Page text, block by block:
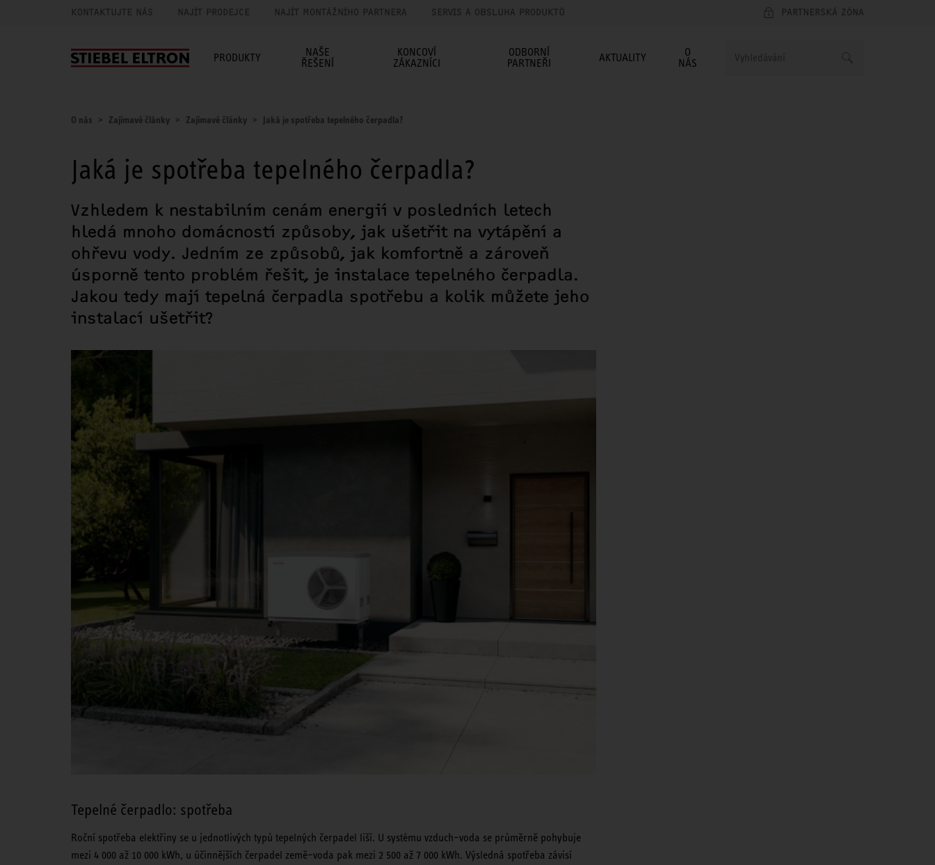
KONTAKTUJTE NÁS NAJÍT PRODEJCE NAJÍT MONTÁŽNÍHO PARTNERA SERVIS A OBSLUHA PRODUKTŮ PARTNERSKÁ ZÓNA
PRODUKTY
NAŠE
ŘEŠENÍ
KONCOVÍ
ZÁKAZNÍCI
ODBORNÍ
PARTNEŘI
AKTUALITY
O
NÁS
O nás Zajímavé články Zajímavé články Jaká je spotřeba tepelného čerpadla?
Jaká je spotřeba tepelného čerpadla?
Vzhledem k nestabilním cenám energií v posledních letech
hledá mnoho domácností způsoby, jak ušetřit na vytápění a
ohřevu vody. Jedním ze způsobů, jak komfortně a zároveň
úsporně tento problém řešit, je instalace tepelného čerpadla.
Jakou tedy mají tepelná čerpadla spotřebu a kolik můžete jeho
instalací ušetřit?
Tepelné čerpadlo: spotřeba
Roční spotřeba elektřiny se u jednotlivých typů tepelných čerpadel liší. U systému vzduch–voda se průměrně pohybuje
mezi 4 000 až 10 000 kWh, u účinnějších čerpadel země–voda pak mezi 2 500 až 7 000 kWh. Výsledná spotřeba závisí